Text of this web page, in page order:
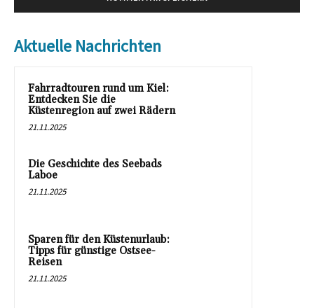
Aktuelle Nachrichten
Fahrradtouren rund um Kiel:
Entdecken Sie die
Küstenregion auf zwei Rädern
21.11.2025
Die Geschichte des Seebads
Laboe
21.11.2025
Sparen für den Küstenurlaub:
Tipps für günstige Ostsee-
Reisen
21.11.2025